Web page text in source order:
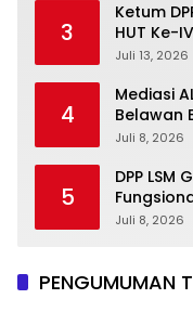
3
Ketum
HUT Ke-
Mitra
Juli 13, 2026
4
Mediasi
Belawan
Juli 8, 2026
5
DPP LSM
Juli 8, 2026
PENGUMUMAN